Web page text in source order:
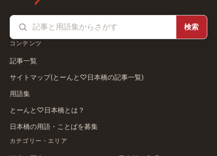
検索
コンテンツ
記事一覧
サイトマップ(とーんと♡日本橋の記事一覧)
用語集
とーんと♡日本橋とは？
日本橋の用語・ことばを募集
カテゴリー・エリア